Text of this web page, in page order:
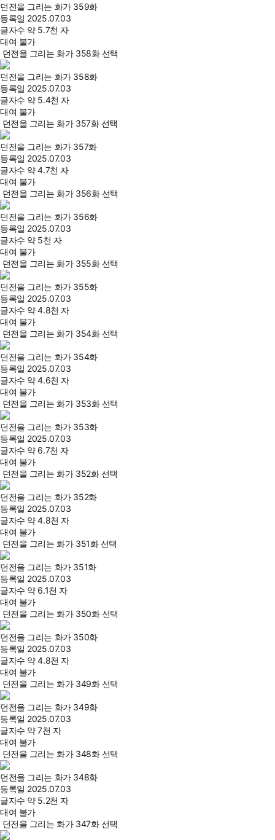
던전을 그리는 화가 359화
등록일 2025.07.03
글자수 약 5.7천 자
대여 불가
던전을 그리는 화가 358화 선택
던전을 그리는 화가 358화
등록일 2025.07.03
글자수 약 5.4천 자
대여 불가
던전을 그리는 화가 357화 선택
던전을 그리는 화가 357화
등록일 2025.07.03
글자수 약 4.7천 자
대여 불가
던전을 그리는 화가 356화 선택
던전을 그리는 화가 356화
등록일 2025.07.03
글자수 약 5천 자
대여 불가
던전을 그리는 화가 355화 선택
던전을 그리는 화가 355화
등록일 2025.07.03
글자수 약 4.8천 자
대여 불가
던전을 그리는 화가 354화 선택
던전을 그리는 화가 354화
등록일 2025.07.03
글자수 약 4.6천 자
대여 불가
던전을 그리는 화가 353화 선택
던전을 그리는 화가 353화
등록일 2025.07.03
글자수 약 6.7천 자
대여 불가
던전을 그리는 화가 352화 선택
던전을 그리는 화가 352화
등록일 2025.07.03
글자수 약 4.8천 자
대여 불가
던전을 그리는 화가 351화 선택
던전을 그리는 화가 351화
등록일 2025.07.03
글자수 약 6.1천 자
대여 불가
던전을 그리는 화가 350화 선택
던전을 그리는 화가 350화
등록일 2025.07.03
글자수 약 4.8천 자
대여 불가
던전을 그리는 화가 349화 선택
던전을 그리는 화가 349화
등록일 2025.07.03
글자수 약 7천 자
대여 불가
던전을 그리는 화가 348화 선택
던전을 그리는 화가 348화
등록일 2025.07.03
글자수 약 5.2천 자
대여 불가
던전을 그리는 화가 347화 선택